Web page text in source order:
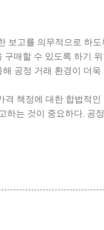
보고를 의무적으로 하
매할 수 있도록 하기
공정 거래 환경이 더욱
책정에 대한 합법적
는 것이 중요하다. 공